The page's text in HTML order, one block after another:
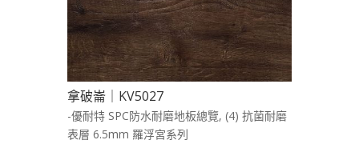
拿破崙｜KV5027
-優耐特 SPC防水耐磨地板總覽, (4) 抗菌耐磨
表層 6.5mm 羅浮宮系列